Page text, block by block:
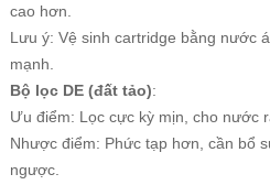
cao hơn.
Lưu ý: Vệ sinh cartridge bằng nước
mạnh.
Bộ lọc DE (đất tảo):
Ưu điểm: Lọc cực kỳ mịn, cho nước
Nhược điểm: Phức tạp hơn, cần bổ
ngược.